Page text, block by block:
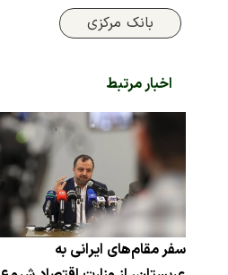
بانک مرکزی
اخبار مرتبط
سفر مقام‌های ایرانی به